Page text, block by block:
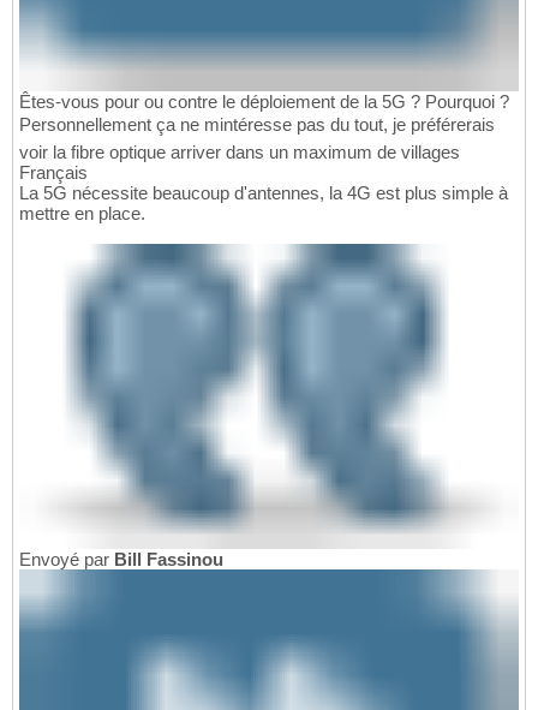
Êtes-vous pour ou contre le déploiement de la 5G ? Pourquoi ?
Personnellement ça ne mintéresse pas du tout, je préférerais
voir la fibre optique arriver dans un maximum de villages
Français
La 5G nécessite beaucoup d'antennes, la 4G est plus simple à
mettre en place.
Envoyé par Bill Fassinou